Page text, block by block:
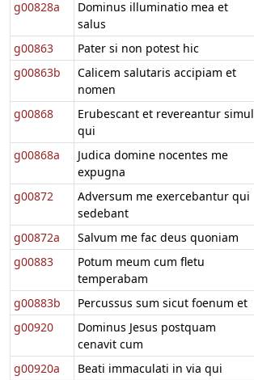
g00828a
Dominus illuminatio mea et
salus
g00863 Pater si non potest hic
g00863b
Calicem salutaris accipiam et
nomen
g00868
Erubescant et revereantur simul
qui
g00868a
Judica domine nocentes me
expugna
g00872
Adversum me exercebantur qui
sedebant
g00872a Salvum me fac deus quoniam
g00883
Potum meum cum fletu
temperabam
g00883b Percussus sum sicut foenum et
g00920
Dominus Jesus postquam
cenavit cum
g00920a Beati immaculati in via qui